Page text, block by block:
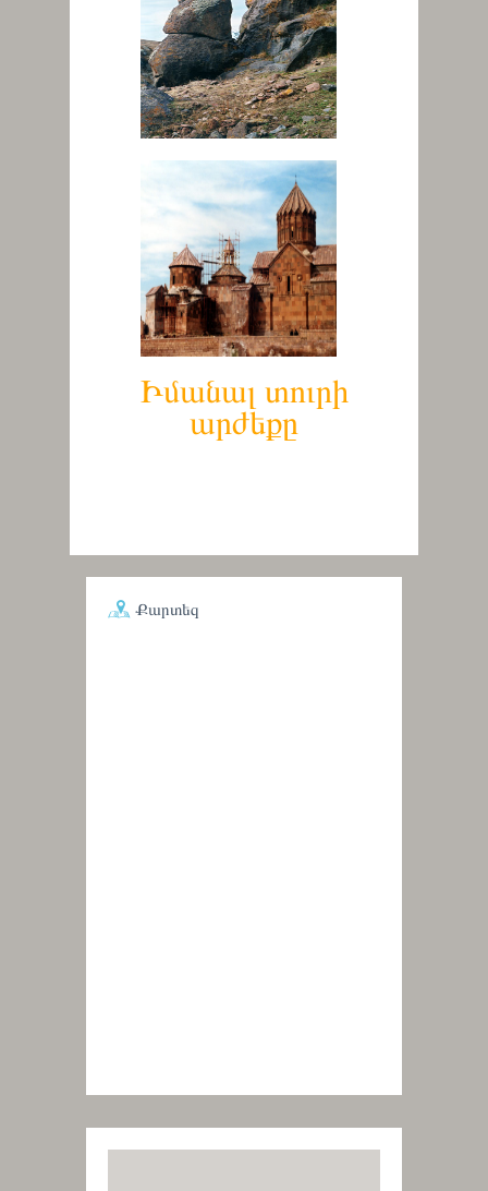
Իմանալ տուրի
արժեքը
Քարտեզ